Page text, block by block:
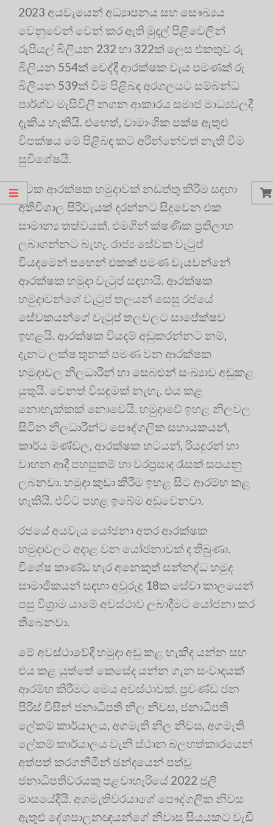
2023 අයවැයෙන් අධ්‍යාපනය සහ සෞඛ්‍යය
වෙනුවෙන් වෙන් කර ඇති මුදල් පිළිවෙලින්
රුපියල් බිලියන 232 හා 322ක් ලෙස එකතුව රු
බිලියන 554ක් වෙද්දී ආරක්ෂක වැය පමණක් රු
බිලියන 539ක් වීම පිළිබඳ අරගලයට සම්බන්ධ
පාර්ශ්ව මැසිවිලි නගන ආකාරය සමාජ මාධ්‍යවලදී
දැකිය හැකියි. එහෙත්, වාමාංශික පක්ෂ ඇතුළු
විපක්ෂය මේ පිළිබඳ කට අරින්නේවත් නැති වීම
සුවිශේෂයි.
රටක ආරක්ෂක හමුදාවක් නඩත්තු කිරීම සඳහා
අතිවිශාල පිරිවැයක් දරන්නට සිදුවෙන එක
සාමාන්‍ය තත්වයක්. එමගින් ක්ෂණික ප්‍රතිලාභ
ලබාගන්නට බැහැ. රාජ්‍ය සේවක වැටුප්
වියදමෙන් පහෙන් එකක් පමණ වැයවන්නේ
ආරක්ෂක හමුදා වැටුප් සඳහායි. ආරක්ෂක
හමුදාවන්ගේ වැටුප් තලයන් සෙසු රජයේ
සේවකයන්ගේ වැටුප් තලවලට සාපේක්ෂව
ඉහළයි. ආරක්ෂක වියදම් අඩුකරන්නට නම්,
දැනට ලක්ෂ තුනක් පමණ වන ආරක්ෂක
හමුදාවල නිලධාරීන් හා සෙබළුන් සංඛ්‍යාව අඩුකළ
යුතුයි. වෙනත් විසඳුමක් නැහැ. එය කළ
නොහැක්කක් නොවෙයි. හමුදාවේ ඉහළ නිලවල
සිටින නිලධාරීන්ට පෞද්ගලික සහායකයන්,
කාර්ය මණ්ඩල, ආරක්ෂක භටයන්, රියදුරන් හා
වාහන ආදී පහසුකම් හා වරප්‍රසාද රැසක් සපයනු
ලබනවා. හමුදා කුඩා කිරීම ඉහළ සිට ආරම්භ කළ
හැකියි. එවිට පහළ ඉබේම අඩුවෙනවා.
රජයේ අයවැය යෝජනා අතර ආරක්ෂක
හමුදාවලට අදාළ වන යෝජනාවක් ද තිබුණා.
විශේෂ කාණ්ඩ හැර අනෙකුත් සන්නද්ධ හමුද
සාමාජිකයන් සඳහා අවුරුදු 18ක සේවා කාලයෙන්
පසු විශ්‍රාම යාමේ අවස්ථාව ලබාදීමට යෝජනා කර
තිබෙනවා.
මේ අවස්ථාවේදී හමුදා අඩු කළ හැකිද යන්න සහ
එය කළ යුත්තේ කෙසේද යන්න ගැන සංවාදයක්
ආරම්භ කිරීමට මෙය අවස්ථාවක්. ප්‍රචණ්ඩ ජන
පිරිස් විසින් ජනාධිපති නිල නිවස, ජනාධිපති
ලේකම් කාර්යාලය, අගමැති නිල නිවස, අගමැති
ලේකම් කාර්යාලය වැනි ස්ථාන බලහත්කාරයෙන්
අත්පත් කරගනිමින් ඡන්දයෙන් පත්වූ
ජනාධිපතිවරයකු පළවාහැරියේ 2022 ජුලි
මාසයේදීයි. අගමැතිවරයාගේ පෞද්ගලික නිවස
ඇතුළු දේශපාලනඥයන්ගේ නිවාස සියයකට වැඩි